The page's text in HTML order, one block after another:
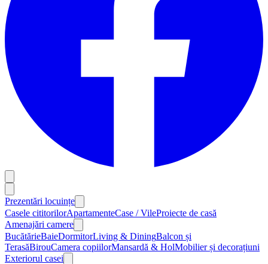
Prezentări locuințe
Casele cititorilorApartamenteCase / VileProiecte de casă
Amenajări camere
BucătărieBaieDormitorLiving & DiningBalcon și
TerasăBirouCamera copiilorMansardă & HolMobilier și decorațiuni
Exteriorul casei